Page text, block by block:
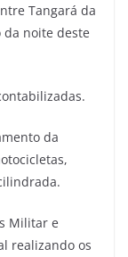
Tangará da
da noite deste
da
Militar e
realizando os